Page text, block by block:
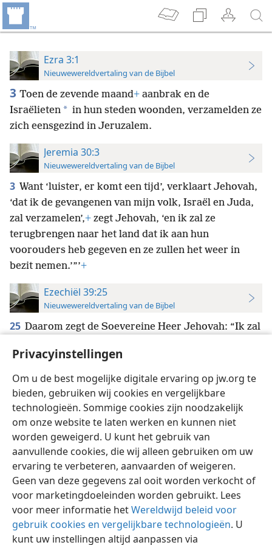
Privacyinstellingen
Om u de best mogelijke digitale ervaring op jw.org te
bieden, gebruiken wij cookies en vergelijkbare
technologieën. Sommige cookies zijn noodzakelijk
om onze website te laten werken en kunnen niet
worden geweigerd. U kunt het gebruik van
aanvullende cookies, die wij alleen gebruiken om uw
ervaring te verbeteren, aanvaarden of weigeren.
Geen van deze gegevens zal ooit worden verkocht of
voor marketingdoeleinden worden gebruikt. Lees
voor meer informatie hetWereldwijd beleid voor
gebruik cookies en vergelijkbare technologieën. U
kunt uw instellingen altijd aanpassen via
Ezra 3:1
Nieuwewereldvertaling van de Bijbel
3 Toen de zevende maand+ aanbrak en de
Israëlieten * in hun steden woonden, verzamelden ze
zich eensgezind in Jeruzalem.
Jeremia 30:3
Nieuwewereldvertaling van de Bijbel
3 Want ‘luister, er komt een tijd’, verklaart Jehovah,
‘dat ik de gevangenen van mijn volk, Israël en Juda,
zal verzamelen’,+ zegt Jehovah, ‘en ik zal ze
terugbrengen naar het land dat ik aan hun
voorouders heb gegeven en ze zullen het weer in
bezit nemen.’”’+
Ezechiël 39:25
Nieuwewereldvertaling van de Bijbel
25 Daarom zegt de Soevereine Heer Jehovah: “Ik zal
medelijden hebben met
Ik zal mijn heilige naam vol ijver verdedigen. * +
Nederlands Instellingen
Copyright © 2026 Watch Tower Bible and Tract Society of Pennsylvania
Gebruiksvoorwaarden Privacybeleid
Privacyinstellingen
Inloggen